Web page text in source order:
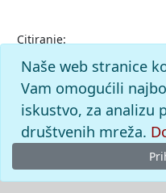
Citiranje:
Leksikografski zavod
7.8.2026. <https://
Naše web stranice
Vam omogućili
iskustvo, za analizu
društvenih mreža.
© 2026Leksikografski